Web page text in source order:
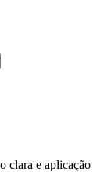
clara e aplicação